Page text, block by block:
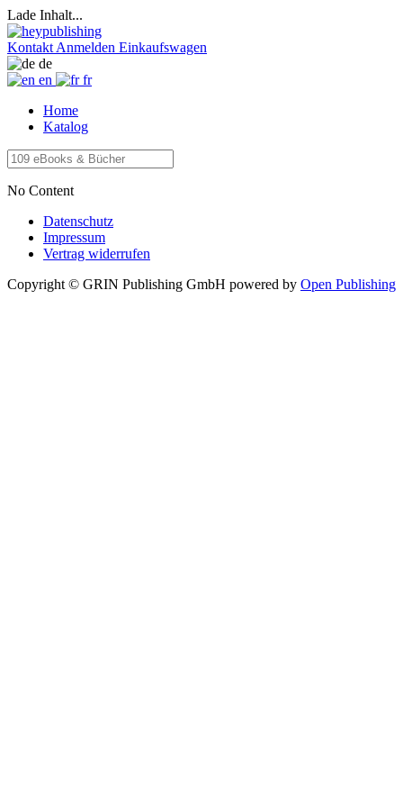
Lade Inhalt...
Kontakt Anmelden Einkaufswagen
de
en
fr
Home
Katalog
No Content
Datenschutz
Impressum
Vertrag widerrufen
Copyright © GRIN Publishing GmbH powered by Open Publishing